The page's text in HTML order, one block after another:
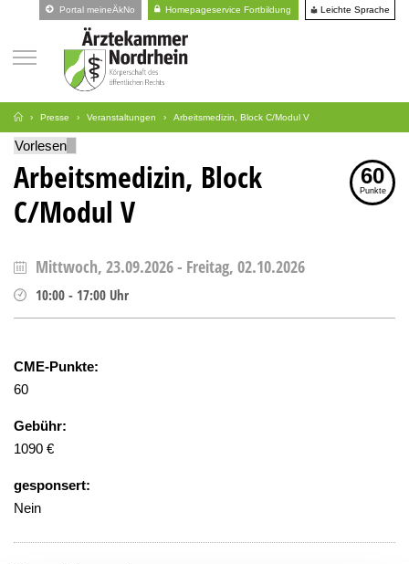
Portal meineÄkNo Homepageservice Fortbildung Leichte Sprache
Presse Veranstaltungen Arbeitsmedizin, Block C/Modul V
Vorlesen
Arbeitsmedizin, Block
C/Modul V
60
Punkte
Mittwoch, 23.09.2026- Freitag, 02.10.2026
10:00 - 17:00 Uhr
CME-Punkte:
60
Gebühr:
1090 €
gesponsert:
Nein